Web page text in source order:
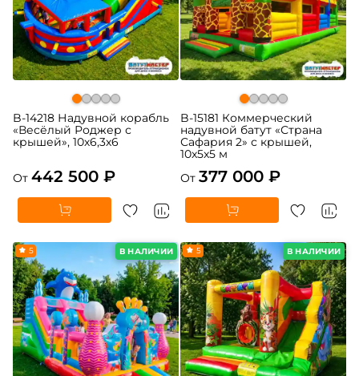
B-14218 Надувной корабль
«Весёлый Роджер с
крышей», 10х6,3х6
От 442 500 ₽
B-15181 Коммерческий
надувной батут «Страна
Сафария 2» с крышей,
10x5x5 м
От 377 000 ₽
В НАЛИЧИИ
5 В НАЛИЧИИ
5